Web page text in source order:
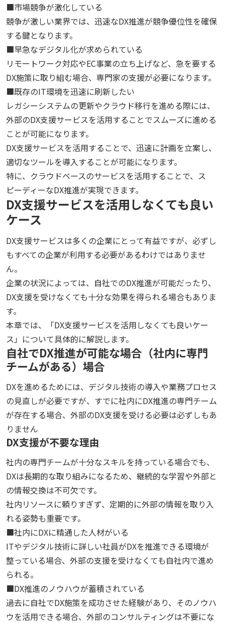
■市場競争が激化している
競争が激しい業界では、迅速なDX推進が競争優位性を確保
する鍵となります。
■早急なデジタル化が求められている
リモートワーク対応やEC事業の立ち上げなど、急を要する
DX施策に取り組む場合、専門家の支援が必要になります。
■既存のIT環境を迅速に刷新したい
レガシーシステムの更新やクラウド移行を進める際には、
外部のDX支援サービスを活用することでスムーズに進める
ことが可能になります。
DX支援サービスを活用することで、迅速に計画を立案し、
適切なツールを導入することが可能になります。
特に、クラウドベースのサービスを活用することで、ス
ピーディーなDX推進が実現できます。
DX支援サービスを活用しなくても良い
ケース
DX支援サービスは多くの企業にとって有益ですが、必ずし
もすべての企業が利用する必要があるわけではありませ
ん。
企業の状況によっては、自社でのDX推進が可能だったり、
DX支援を受けなくても十分な効果を得られる場合もありま
す。
本章では、「DX支援サービスを活用しなくても良いケー
ス」について具体的に解説します。
自社でDX推進が可能な場合（社内に専門
チームがある）場合
DXを進めるためには、デジタル技術の導入や業務プロセス
の見直しが必要ですが、すでに社内にDX推進の専門チーム
が存在する場合、外部のDX支援を受ける必要は必ずしもあ
りません
DX支援が不要な理由
社内の専門チームが十分なスキルを持っている場合でも、
DXは長期的な取り組みになるため、継続的な学習や外部と
の情報交換は不可欠です。
社内リソースに頼りすぎず、定期的に外部の情報を取り入
れる姿勢も重要です。
■社内にDXに精通した人材がいる
ITやデジタル技術に詳しい社員がDXを推進できる環境が
整っている場合、外部の支援を受けなくても自社内で進め
られる。
■DX推進のノウハウが蓄積されている
過去に自社でDX施策を成功させた経験があり、そのノウハ
ウを活用できる場合、外部のコンサルティングは不要にな